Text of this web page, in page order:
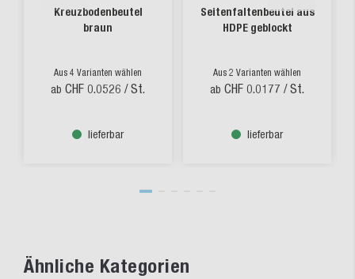
Kreuzbodenbeutel
braun
Aus 4 Varianten wählen
ab CHF 0.0526 / St.
lieferbar
Seitenfaltenbeutel aus
HDPE geblockt
Aus 2 Varianten wählen
ab CHF 0.0177 / St.
lieferbar
Ähnliche Kategorien